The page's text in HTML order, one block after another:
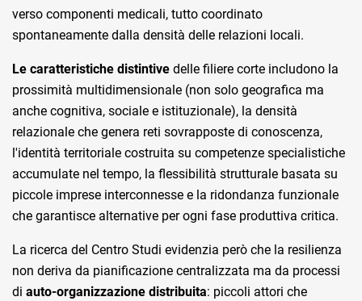
verso componenti medicali, tutto coordinato
spontaneamente dalla densità delle relazioni locali.
Le caratteristiche distintive delle filiere corte includono la
prossimità multidimensionale (non solo geografica ma
anche cognitiva, sociale e istituzionale), la densità
relazionale che genera reti sovrapposte di conoscenza,
l'identità territoriale costruita su competenze specialistiche
accumulate nel tempo, la flessibilità strutturale basata su
piccole imprese interconnesse e la ridondanza funzionale
che garantisce alternative per ogni fase produttiva critica.
La ricerca del Centro Studi evidenzia però che la resilienza
non deriva da pianificazione centralizzata ma da processi
di auto-organizzazione distribuita: piccoli attori che